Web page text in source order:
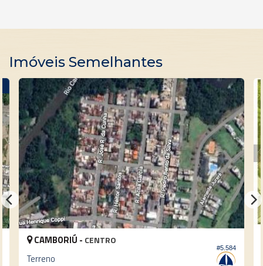
Imóveis Semelhantes
#5.584
CAMBORIÚ - CENTRO
Terreno